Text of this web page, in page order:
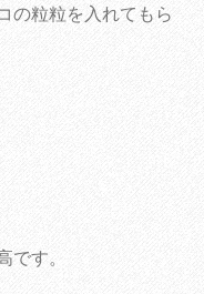
の粒粒を入れてもら
す。